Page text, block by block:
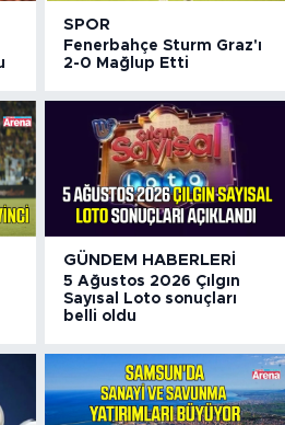
SPOR
Fenerbahçe Sturm Graz'ı
2-0 Mağlup Etti
GÜNDEM HABERLERI
5 Ağustos 2026 Çılgın
Sayısal Loto sonuçları
belli oldu